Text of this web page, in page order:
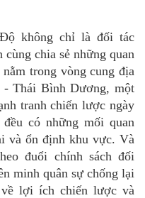
không chỉ là đối tác
cùng chia sẻ những quan
nằm trong vòng cung địa
Thái Bình Dương,một
tranh chiến lược ngày
có những mối quan
và ổn định khu vực. Và
đuổi chính sách đối
minh quân sự chống lại
lợi ích chiến lược và